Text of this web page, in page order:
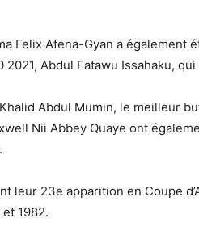
Felix Afena-Gyan a
2021, Abdul Fatawu Issahaku,
Abdul Mumin, le meilleur
Nii Abbey Quaye ont
leur 23e apparition en Coupe
1982.